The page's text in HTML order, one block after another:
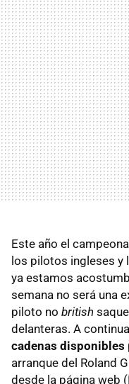
Este año el
los pilotos ingleses y
ya estamos
semana no será una
piloto no british
delanteras. A
cadenas disponibles
arranque del Roland
desde la página web